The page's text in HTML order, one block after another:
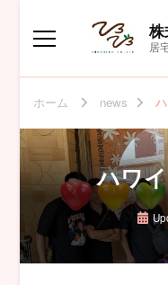
居
ホーム news
ハワ